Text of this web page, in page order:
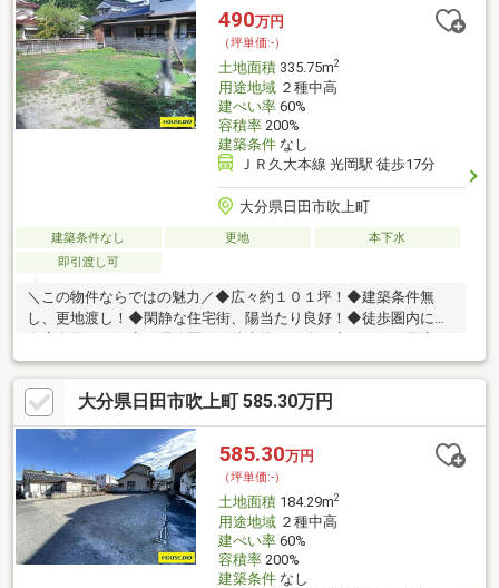
体される場合には条件があります、詳細はお尋ね下さい。※売主
は一切の契約不適合責任を負担致しませんので、あらかじめご了
承願います。
490万円
（坪単価:-）
土地面積335.75m2
用途地域２種中高
建ぺい率60%
容積率200%
建築条件なし
ＪＲ久大本線 光岡駅 徒歩17分
大分県日田市吹上町
建築条件なし 更地
本下水
即引渡し可
＼この物件ならではの魅力／◆広々約１０１坪！◆建築条件無
し、更地渡し！◆閑静な住宅街、陽当たり良好！◆徒歩圏内に飲
食店多数あり！◆月隈公園まで徒歩約１０分！◆サニー日田店ま
で徒歩約１１分！◆豆田町商店街徒歩約１３分！◆光岡小学校徒
歩約１０分！☆内覧ツアー☆気になる物件を全て弊社でまとめて
ご内覧いただけます。物件選びからお引渡しまで『ハウスドゥ日
田』が全力でサポートします。☆全国730店舗以上展開！☆ハウ
スドゥだからこその豊富な情報量と実績を生かし、お客様の夢の
マイホーム探しを全力でサポートいたします！
大分県日田市吹上町 585.30万円
585.30万円
（坪単価:-）
土地面積184.29m2
用途地域２種中高
建ぺい率60%
容積率200%
建築条件なし